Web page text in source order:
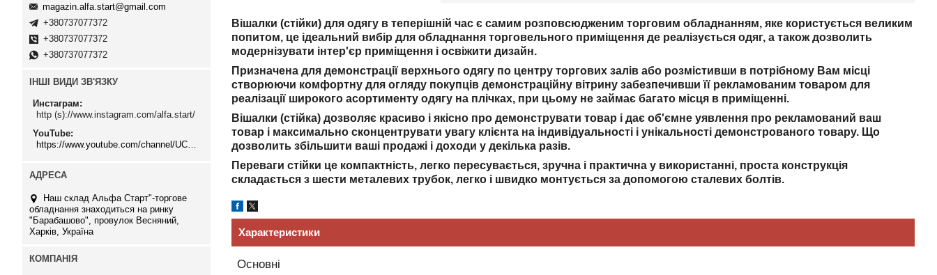
Вішалки (стійки) для одягу в теперішній час є самим розповсюдженим торговим обладнанням, яке користується великим
попитом, це ідеальний вибір для обладнання торговельного приміщення де реалізується одяг, а також дозволить
модернізувати інтер'єр приміщення і освіжити дизайн.
Призначена для демонстрації верхнього одягу по центру торгових залів або розмістивши в потрібному Вам місці
створюючи комфортну для огляду покупців демонстраційну вітрину забезпечивши її рекламованим товаром для
реалізації широкого асортименту одягу на плічках, при цьому не займає багато місця в приміщенні.
Вішалки (стійка) дозволяє красиво і якісно про демонструвати товар і дає об'ємне уявлення про рекламований ваш
товар і максимально сконцентрувати увагу клієнта на індивідуальності і унікальності демонстрованого товару. Що
дозволить збільшити ваші продажі і доходи у декілька разів.
Переваги стійки це компактність, легко пересувається, зручна і практична у використанні, проста конструкція
складається з шести металевих трубок, легко і швидко монтується за допомогою сталевих болтів.
Характеристики
Основні
magazin.alfa.start@gmail.com
+380737077372
+380737077372
+380737077372
ІНШІ ВИДИ ЗВ'ЯЗКУ
Инстаграм
http (s)://www.instagram.com/alfa.start/
YouTube
Наш склад Альфа Старт"-торгове
обладнання знаходиться на ринку
"Барабашово", провулок Весняний,
Харків, Україна